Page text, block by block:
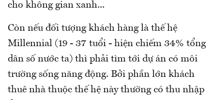
cho không gian xanh...
Còn nếu đối tượng khách hàng là thế hệ
Millennial (19 - 37 tuổi - hiện chiếm 34% tổng
dân số nước ta) thì phải tìm tới dự án có môi
trường sống năng động. Bởi phần lớn khách
thuê nhà thuộc thế hệ này thường có thu nhập